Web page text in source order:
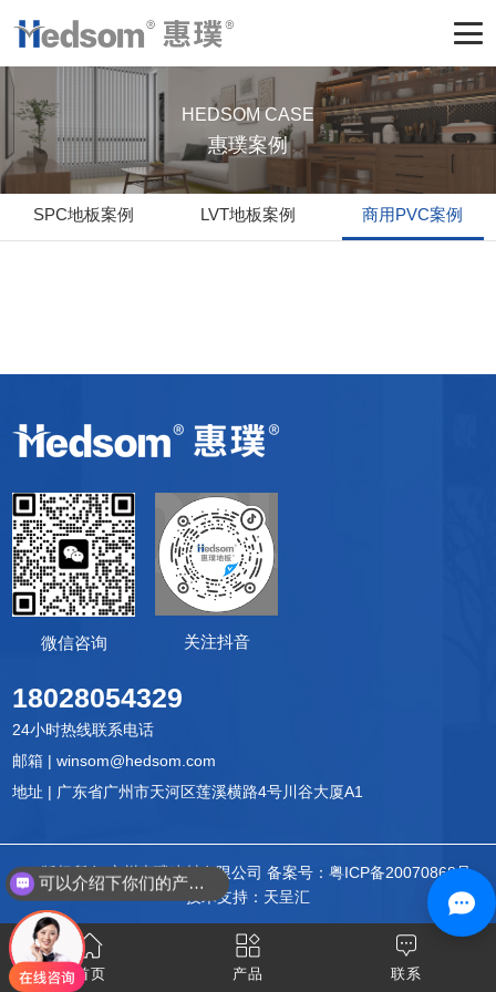
HEDSOM CASE
惠璞案例
SPC地板案例 LVT地板案例 商用PVC案例
微信咨询 关注抖音
18028054329
24小时热线联系电话
邮箱 | winsom@hedsom.com
地址 | 广东省广州市天河区莲溪横路4号川谷大厦A1
© 版权所有 广州惠璞建材有限公司 备案号： 粤ICP备20070868号
技术支持：天呈汇
首页 产品 联系
可以介绍下你们的产品么？